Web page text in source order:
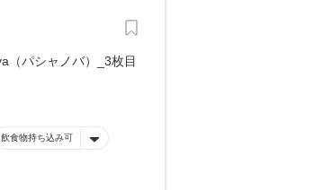
飲食物持ち込み可